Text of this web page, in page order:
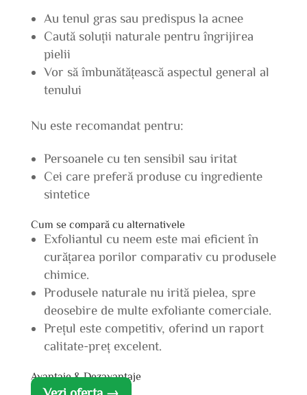
Au tenul gras sau predispus la acnee
Caută soluții naturale pentru îngrijirea
pielii
Vor să îmbunătățească aspectul general al
tenului
Nu este recomandat pentru:
Persoanele cu ten sensibil sau iritat
Cei care preferă produse cu ingrediente
sintetice
Cum se compară cu alternativele
Exfoliantul cu neem este mai eficient în
curățarea porilor comparativ cu produsele
chimice.
Produsele naturale nu irită pielea, spre
deosebire de multe exfoliante comerciale.
Prețul este competitiv, oferind un raport
calitate-preț excelent.
Avantaje & Dezavantaje
Vezi oferta →